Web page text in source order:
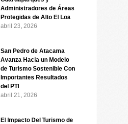
Administradores de Áreas
Protegidas de Alto El Loa
abril 23, 2026
San Pedro de Atacama
Avanza Hacia un Modelo
de Turismo Sostenible Con
Importantes Resultados
del PTI
abril 21, 2026
El Impacto Del Turismo de